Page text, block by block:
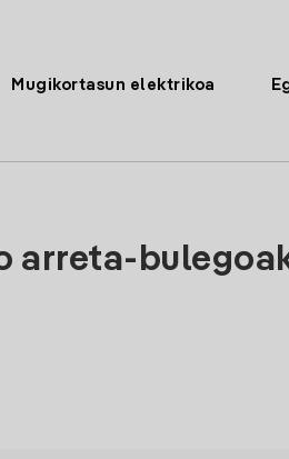
Mugikortasun elektrikoa
arreta-